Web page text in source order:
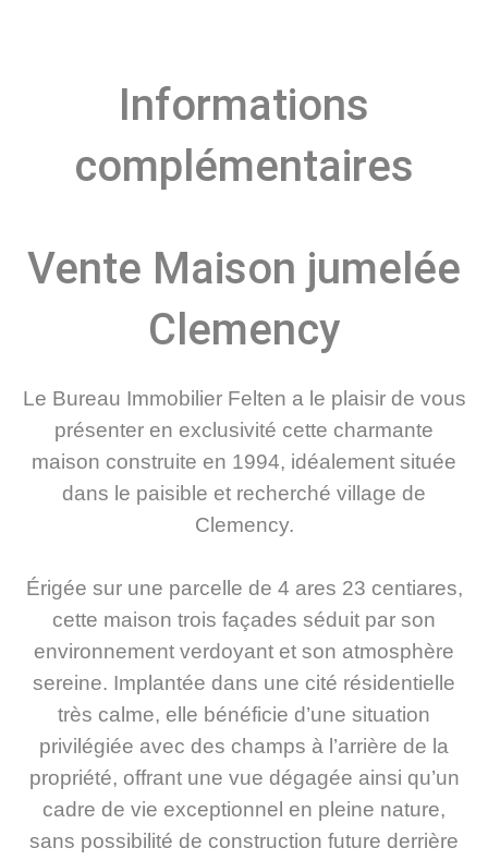
Informations
complémentaires
Vente Maison jumelée
Clemency
Le Bureau Immobilier Felten a le plaisir de vous
présenter en exclusivité cette charmante
maison construite en 1994, idéalement située
dans le paisible et recherché village de
Clemency.
Érigée sur une parcelle de 4 ares 23 centiares,
cette maison trois façades séduit par son
environnement verdoyant et son atmosphère
sereine. Implantée dans une cité résidentielle
très calme, elle bénéficie d’une situation
privilégiée avec des champs à l’arrière de la
propriété, offrant une vue dégagée ainsi qu’un
cadre de vie exceptionnel en pleine nature,
sans possibilité de construction future derrière